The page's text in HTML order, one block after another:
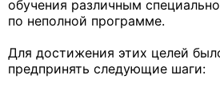
обучения различным
по неполной программе.
Для достижения этих целей
предпринять следующие шаги: